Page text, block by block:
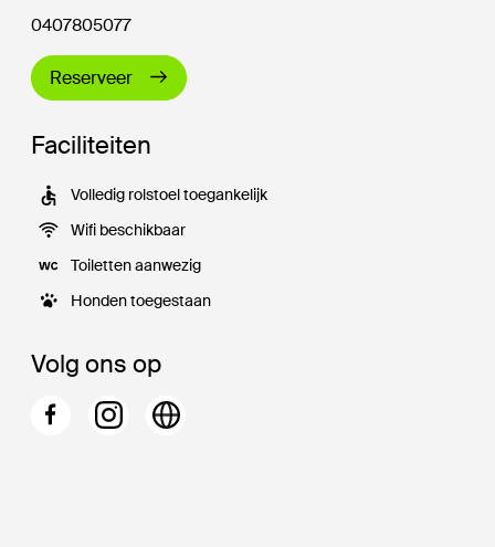
0407805077
Reserveer
Faciliteiten
Volledig rolstoel toegankelijk
Wifi beschikbaar
Toiletten aanwezig
Honden toegestaan
Volg ons op